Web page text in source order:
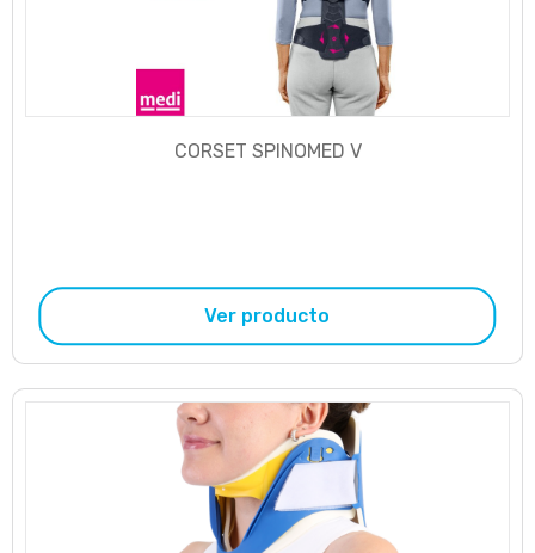
CORSET SPINOMED V
Ver producto